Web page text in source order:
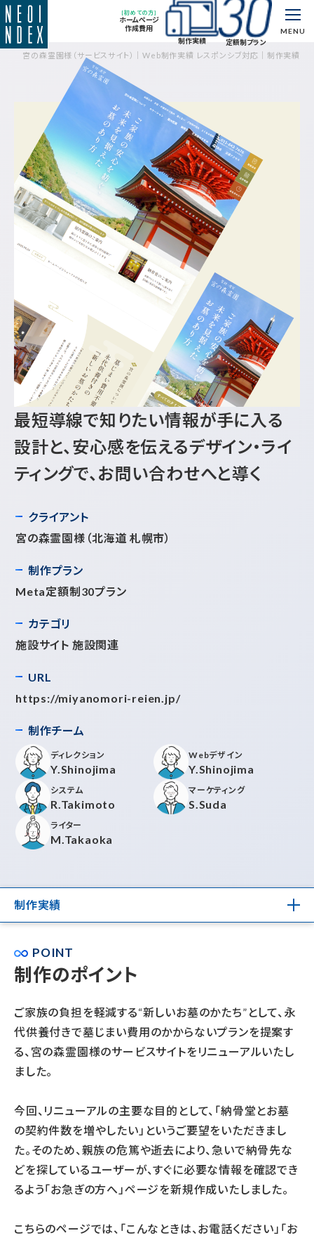
[初めての方]
ホームページ
作成費用
制作実績
定額制プラン
MENU
宮の森霊園様（サービスサイト）｜Web制作実績 レスポンシブ対応｜制作実績
最短導線で知りたい情報が手に入る
設計と、安心感を伝えるデザイン・ライ
ティングで、お問い合わせへと導く
クライアント
宮の森霊園様 （北海道 札幌市）
制作プラン
Meta定額制30プラン
カテゴリ
施設サイト 施設関連
URL
https://miyanomori-reien.jp/
制作チーム
ディレクション
Y.Shinojima
Webデザイン
Y.Shinojima
システム
R.Takimoto
マーケティング
S.Suda
ライター
M.Takaoka
制作実績
POINT
制作のポイント
ご家族の負担を軽減する“新しいお墓のかたち”として、永
代供養付きで墓じまい費用のかからないプランを提案す
る、宮の森霊園様のサービスサイトをリニューアルいたし
ました。
今回、リニューアルの主要な目的として、「納骨堂とお墓
の契約件数を増やしたい」というご要望をいただきまし
た。そのため、親族の危篤や逝去により、急いで納骨先な
どを探しているユーザーが、すぐに必要な情報を確認でき
るよう「お急ぎの方へ」ページを新規作成いたしました。
こちらのページでは、「こんなときは、お電話ください」「お